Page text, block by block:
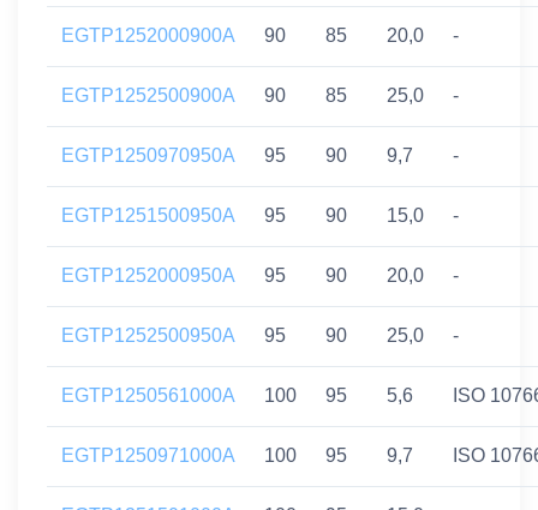
EGTP1252000900A 90 85 20,0 -
EGTP1252500900A 90 85 25,0 -
EGTP1250970950A 95 90 9,7 -
EGTP1251500950A 95 90 15,0 -
EGTP1252000950A 95 90 20,0 -
EGTP1252500950A 95 90 25,0 -
EGTP1250561000A 100 95 5,6 ISO
EGTP1250971000A 100 95 9,7 ISO